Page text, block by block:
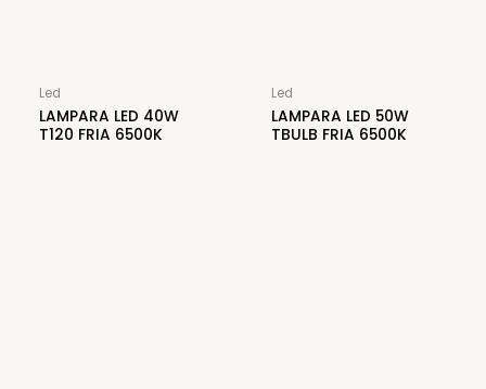
Led
LAMPARA LED 40W
T120 FRIA 6500K
Led
LAMPARA LED 50W
TBULB FRIA 6500K